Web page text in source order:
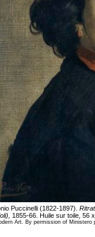
Puccinelli (1822-1897).
1855-66. Huile sur toile, 56
Art. By permission of Ministero